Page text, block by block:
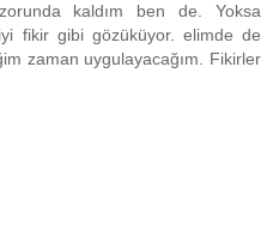
kaldım ben de. Yoksa
fikir gibi gözüküyor. elimde de
zaman uygulayacağım. Fikirler